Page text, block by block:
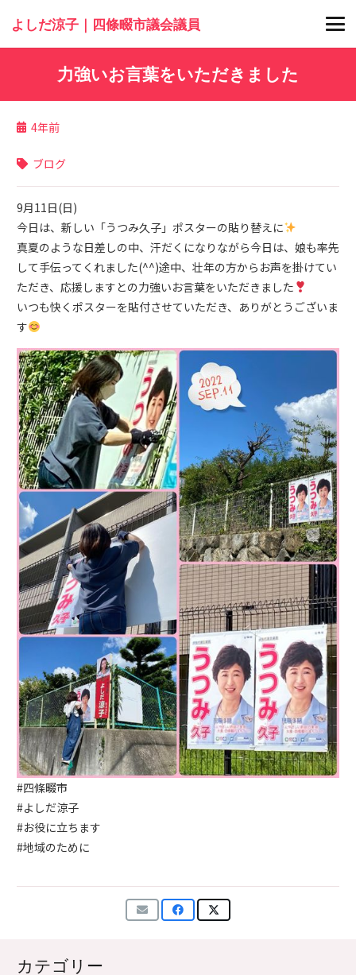
よしだ涼子｜四條畷市議会議員
力強いお言葉をいただきました
4年前
ブログ
9月11日(日)
今日は、新しい「うつみ久子」ポスターの貼り替えに
真夏のような日差しの中、汗だくになりながら今日は、娘も率先
して手伝ってくれました(^^)途中、壮年の方からお声を掛けてい
ただき、応援しますとの力強いお言葉をいただきました
いつも快くポスターを貼付させていただき、ありがとうございま
す
#四條畷市
#よしだ涼子
#お役に立ちます
#地域のために
カテゴリー